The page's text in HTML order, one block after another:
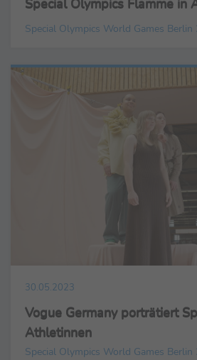
Special Olympics Flamme in
30.05.2023
Vogue Germany porträtiert
Athletinnen